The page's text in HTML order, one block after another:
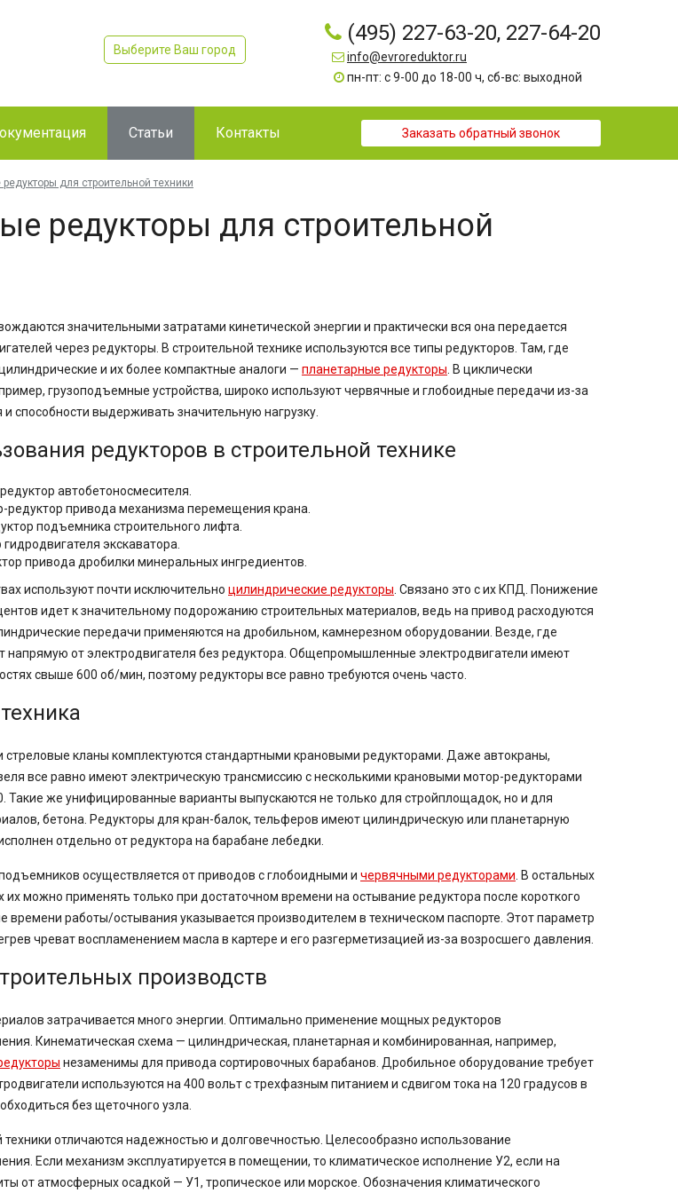
Выберите Ваш город
(495) 227-63-20, 227-64-20
info@evroreduktor.ru
пн-пт: с 9-00 до 18-00 ч, сб-вс: выходной
Статьи Контакты Заказать обратный звонок
для строительной техники
редукторы для строительной
значительными затратами кинетической энергии и практически вся она передается
через редукторы. В строительной технике используются все типы редукторов. Там, где
и их более компактные аналоги — планетарные редукторы . В циклически
грузоподъемные устройства, широко используют червячные и глобоидные передачи из-за
способности выдерживать значительную нагрузку.
редукторов в строительной технике
автобетоносмесителя.
редуктор привода механизма перемещения крана.
подъемника строительного лифта.
экскаватора.
привода дробилки минеральных ингредиентов.
используют почти исключительно цилиндрические редукторы . Связано это с их КПД. Понижение
идет к значительному подорожанию строительных материалов, ведь на привод расходуются
передачи применяются на дробильном, камнерезном оборудовании. Везде, где
напрямую от электродвигателя без редуктора. Общепромышленные электродвигатели имеют
свыше 600 об/мин, поэтому редукторы все равно требуются очень часто.
стреловые кланы комплектуются стандартными крановыми редукторами. Даже автокраны,
все равно имеют электрическую трансмиссию с несколькими крановыми мотор-редукторами
Такие же унифицированные варианты выпускаются не только для стройплощадок, но и для
бетона. Редукторы для кран-балок, тельферов имеют цилиндрическую или планетарную
отдельно от редуктора на барабане лебедки.
осуществляется от приводов с глобоидными и червячными редукторами . В остальных
можно применять только при достаточном времени на остывание редуктора после короткого
времени работы/остывания указывается производителем в техническом паспорте. Этот параметр
чреват воспламенением масла в картере и его разгерметизацией из-за возросшего давления.
производств
затрачивается много энергии. Оптимально применение мощных редукторов
Кинематическая схема — цилиндрическая, планетарная и комбинированная, например,
незаменимы для привода сортировочных барабанов. Дробильное оборудование требует
используются на 400 вольт с трехфазным питанием и сдвигом тока на 120 градусов в
без щеточного узла.
техники отличаются надежностью и долговечностью. Целесообразно использование
Если механизм эксплуатируется в помещении, то климатическое исполнение У2, если на
от атмосферных осадкой — У1, тропическое или морское. Обозначения климатического